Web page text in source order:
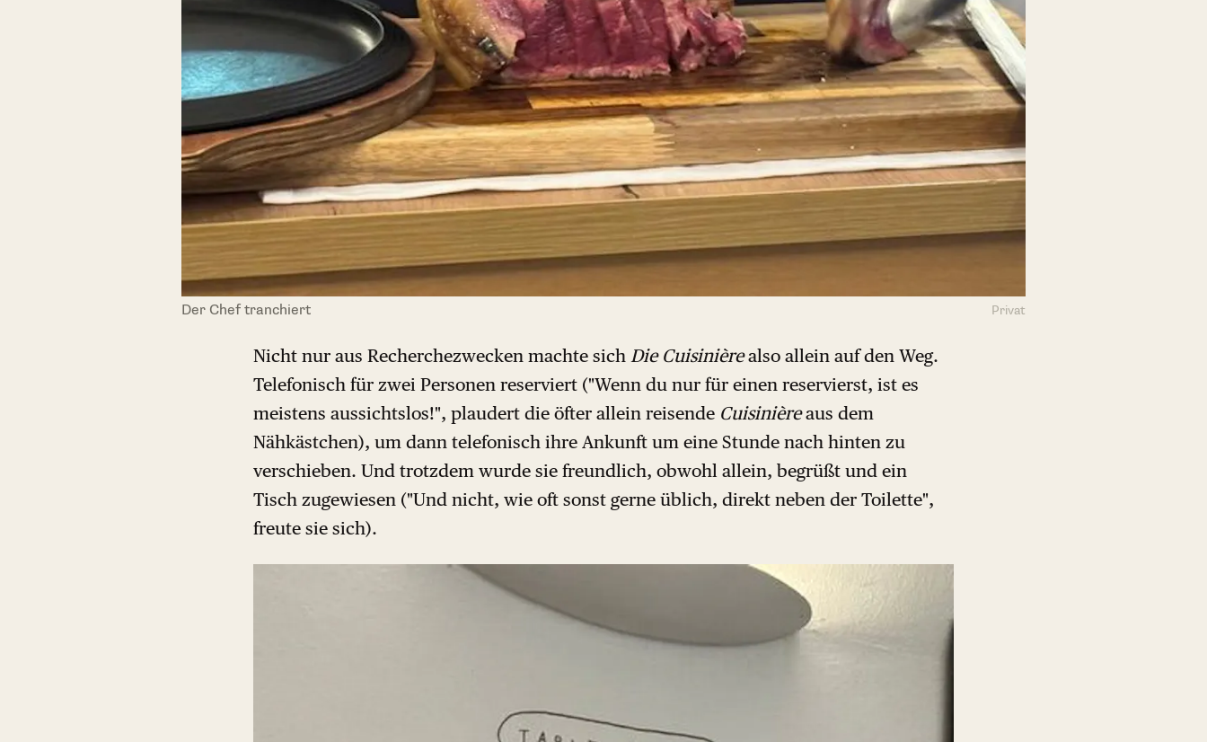
Der Chef tranchiert Privat
Nicht nur aus Recherchezwecken machte sich Die Cuisinièrealso allein auf den Weg.
Telefonisch für zwei Personen reserviert ("Wenn du nur für einen reservierst, ist es
meistens aussichtslos!", plaudert die öfter allein reisende Cuisinièreaus dem
Nähkästchen), um dann telefonisch ihre Ankunft um eine Stunde nach hinten zu
verschieben. Und trotzdem wurde sie freundlich, obwohl allein, begrüßt und ein
Tisch zugewiesen ("Und nicht, wie oft sonst gerne üblich, direkt neben der Toilette",
freute sie sich).